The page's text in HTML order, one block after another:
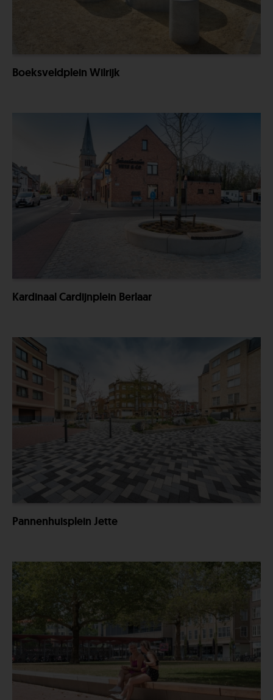
Boeksveldplein Wilrijk
Kardinaal Cardijnplein Berlaar
Pannenhuisplein Jette